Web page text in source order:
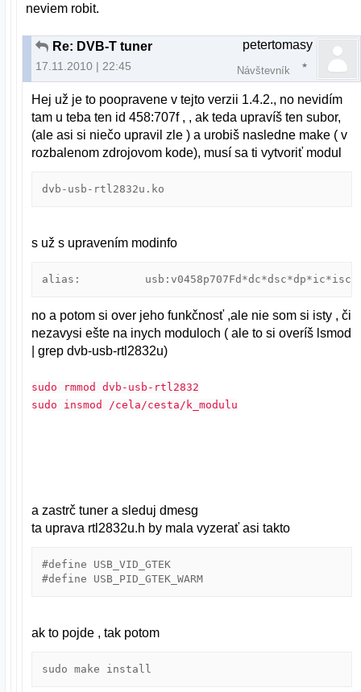
neviem robit.
Re: DVB-T tuner
17.11.2010 | 22:45
petertomasy
Návštevník
Hej už je to poopravene v tejto verzii 1.4.2., no nevidím
tam u teba ten id 458:707f , , ak teda upravíš ten subor,
(ale asi si niečo upravil zle ) a urobiš nasledne make ( v
rozbalenom zdrojovom kode), musí sa ti vytvoriť modul
dvb-usb-rtl2832u.ko
s už s upravením modinfo
alias:
no a potom si over jeho funkčnosť ,ale nie som si isty , či
nezavysi ešte na inych moduloch ( ale to si overíš lsmod
| grep dvb-usb-rtl2832u)
sudo rmmod dvb-usb-rtl2832
sudo insmod /cela/cesta/k_modulu
a zastrč tuner a sleduj dmesg
ta uprava rtl2832u.h by mala vyzerať asi takto
#define	USB_VID_GTEK				0x0458
ak to pojde , tak potom
sudo make install